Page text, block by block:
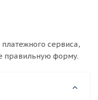
сервиса,
правильную форму.